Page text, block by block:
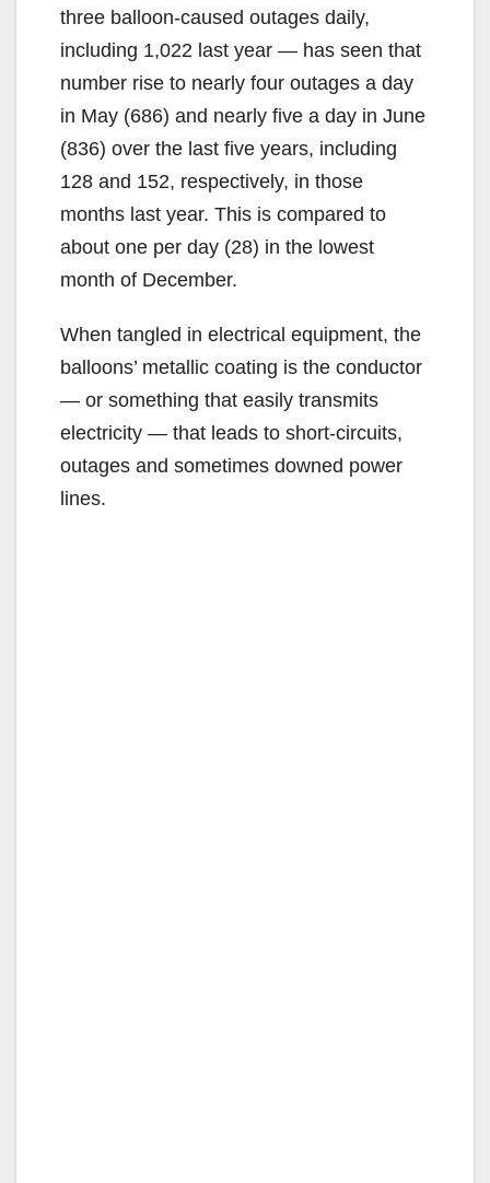
three balloon-caused outages daily,
including 1,022 last year — has seen that
number rise to nearly four outages a day
in May (686) and nearly five a day in June
(836) over the last five years, including
128 and 152, respectively, in those
months last year. This is compared to
about one per day (28) in the lowest
month of December.
When tangled in electrical equipment, the
balloons’ metallic coating is the conductor
— or something that easily transmits
electricity — that leads to short-circuits,
outages and sometimes downed power
lines.